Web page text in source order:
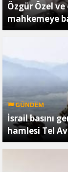
Özgür Özel
mahkemeye
GÜNDEM
İsrail basını
hamlesi Tel